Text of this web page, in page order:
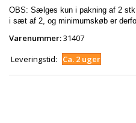
OBS: Sælges kun i pakning af 2
i sæt af 2, og minimumskøb er
Varenummer:31407
Leveringstid:
Ca. 2 uger